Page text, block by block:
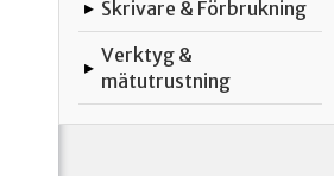
▸ Skrivare & Förbrukning
▸
Verktyg &
mätutrustning